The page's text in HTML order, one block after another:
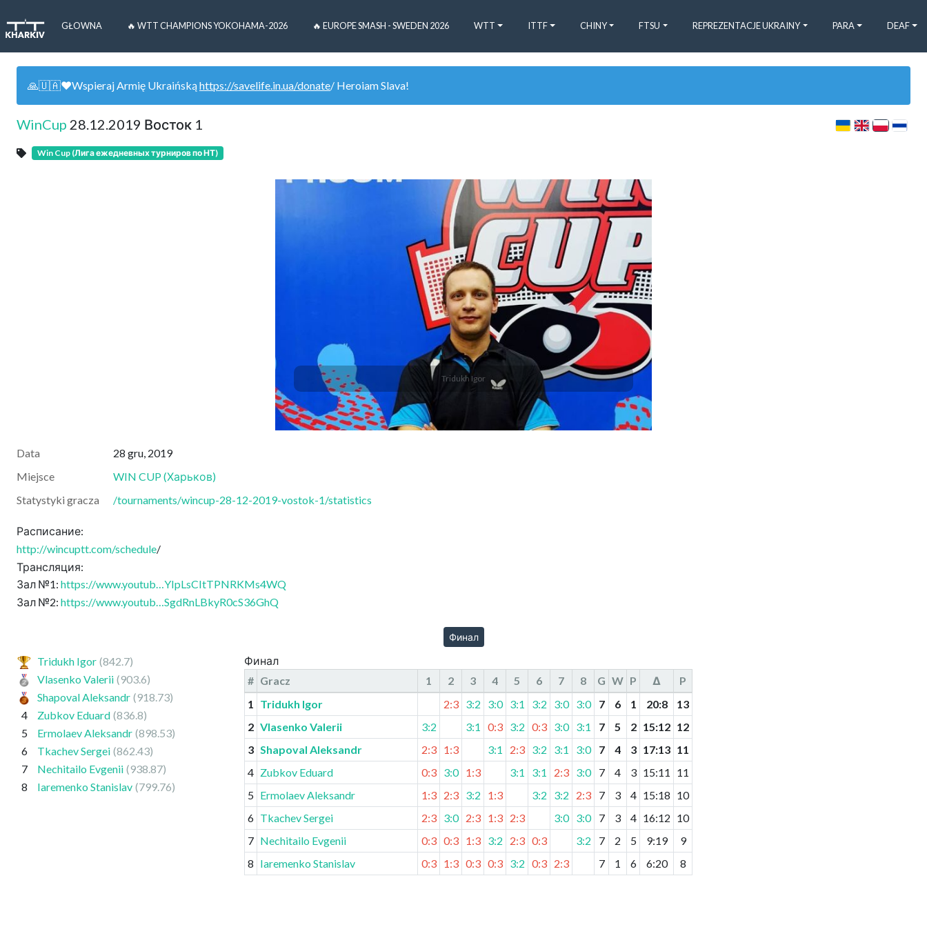
GŁOWNA 🔥 WTT CHAMPIONS YOKOHAMA-2026 🔥 EUROPE SMASH - SWEDEN 2026 WTT ITTF CHINY FTSU REPREZENTACJE UKRAINY PARA DEAF
🙏🇺🇦❤️Wspieraj Armię Ukraińskąhttps://savelife.in.ua/donate/ Heroiam Slava!
WinCup 28.12.2019 Восток 1
Win Cup (Лига ежедневных турниров по НТ)
Tridukh Igor
Data
28 gru, 2019
Miejsce
WIN CUP(Харьков)
Statystyki gracza
/tournaments/wincup-28-12-2019-vostok-1/statistics
Расписание:
http://wincuptt.com/schedule/
Трансляция:
Зал №1: https://www.youtub…YIpLsCItTPNRKMs4WQ
Зал №2: https://www.youtub…SgdRnLBkyR0cS36GhQ
Финал
Tridukh Igor (842.7)
Vlasenko Valerii (903.6)
Shapoval Aleksandr (918.73)
4
Zubkov Eduard (836.8)
5
Ermolaev Aleksandr (898.53)
6
Tkachev Sergei (862.43)
7
Nechitailo Evgenii (938.87)
8
Iaremenko Stanislav (799.76)
Финал
# Gracz 1 2 3 4 5 6 7 8 G W P Δ
P
1
Tridukh Igor 2:3 3:2 3:0 3:1 3:2 3:0 3:0 7 6 1 20:8
13
2 Vlasenko Valerii 3:2 3:1 0:3 3:2 0:3 3:0 3:1 7 5 2 15:12 12
3 Shapoval Aleksandr 2:3 1:3 3:1 2:3 3:2 3:1 3:0 7 4 3 17:13 11
4 Zubkov Eduard 0:3 3:0 1:3 3:1 3:1 2:3 3:0 7 4 3 15:11
11
5 Ermolaev Aleksandr 1:3 2:3 3:2 1:3 3:2 3:2 2:3 7 3 4 15:18 10
6 Tkachev Sergei 2:3 3:0 2:3 1:3 2:3 3:0 3:0 7 3 4 16:12 10
7 Nechitailo Evgenii 0:3 0:3 1:3 3:2 2:3 0:3 3:2 7 2 5 9:19
9
8 Iaremenko Stanislav 0:3 1:3 0:3 0:3 3:2 0:3 2:3 7 1 6 6:20 8